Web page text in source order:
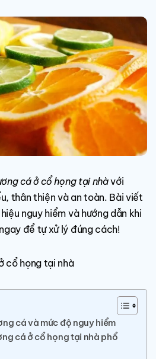
cá ở cổ họng tại nhàvới
thân thiện và an toàn. Bài viết
nguy hiểm và hướng dẫn khi
để tự xử lý đúng cách!
cổ họng tại nhà
cá và mức độ nguy hiểm
cá ở cổ họng tại nhà phổ